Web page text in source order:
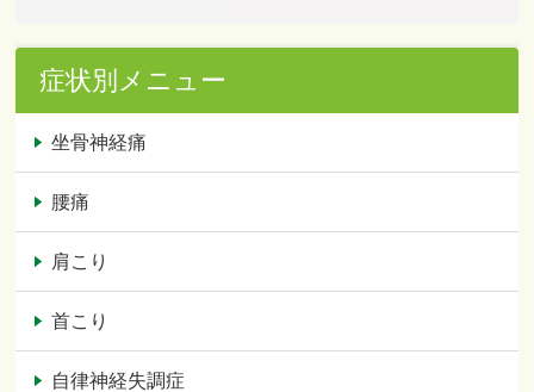
症状別メニュー
坐骨神経痛
腰痛
肩こり
首こり
自律神経失調症